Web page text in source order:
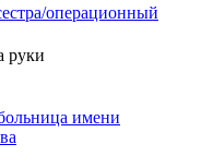
операционный
руки
имени